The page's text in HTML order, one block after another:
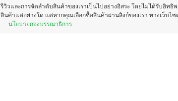
รีวิวและการจัดลำดับสินค้าของเราเป็นไปอย่างอิสระ โดยไม่ได้รับอิท
สินค้าแต่อย่างใด แต่หากคุณเลือกซื้อสินค้าผ่านลิงก์ของเรา ทางเว็บไ
นโยบายกองบรรณาธิการ